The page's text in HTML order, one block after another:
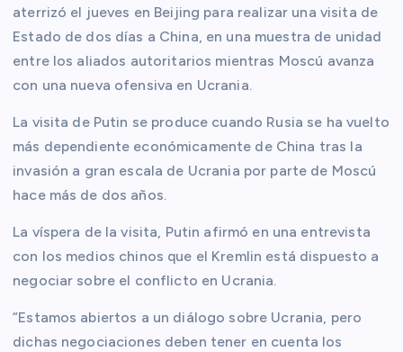
aterrizó el jueves en Beijing para realizar una visita de
Estado de dos días a China, en una muestra de unidad
entre los aliados autoritarios mientras Moscú avanza
con una nueva ofensiva en Ucrania.
La visita de Putin se produce cuando Rusia se ha vuelto
más dependiente económicamente de China tras la
invasión a gran escala de Ucrania por parte de Moscú
hace más de dos años.
La víspera de la visita, Putin afirmó en una entrevista
con los medios chinos que el Kremlin está dispuesto a
negociar sobre el conflicto en Ucrania.
“Estamos abiertos a un diálogo sobre Ucrania, pero
dichas negociaciones deben tener en cuenta los